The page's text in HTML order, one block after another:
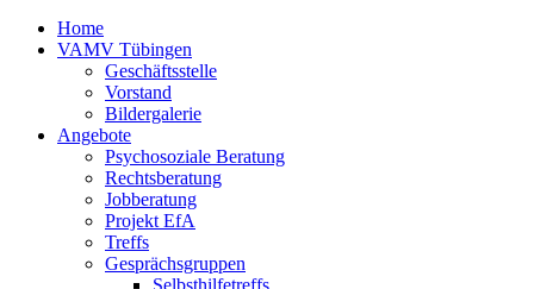
Home
VAMV Tübingen
Geschäftsstelle
Vorstand
Bildergalerie
Angebote
Psychosoziale Beratung
Rechtsberatung
Jobberatung
Projekt EfA
Treffs
Gesprächsgruppen